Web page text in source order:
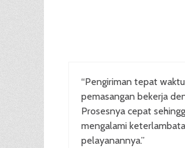
“Pengiriman tepat
pemasangan bekerja
Prosesnya cepat
mengalami
pelayanannya.”